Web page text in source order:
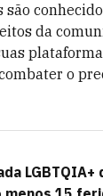
da
o
LGBTQIA+